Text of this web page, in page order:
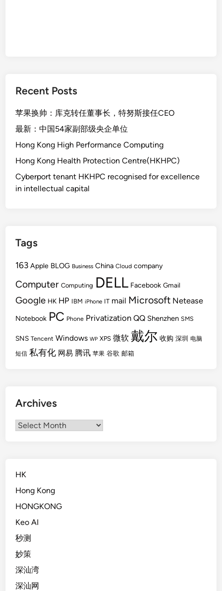
Recent Posts
苹果换帅：库克转任董事长，特努斯接任CEO
最新：中国54家副部级央企单位
Hong Kong High Performance Computing
Hong Kong Health Protection Centre(HKHPC)
Cyberport tenant HKHPC recognised for excellence
in intellectual capital
Tags
163 Apple BLOG Business China Cloud company
Computer Computing DELL Facebook Gmail
Google HK HP IBM iPhone IT mail Microsoft Netease
Notebook PC Phone Privatization QQ Shenzhen SMS
SNS Tencent Windows WP XPS 微软 戴尔 收购 深圳 电脑
短信 私有化 网易 腾讯 苹果 谷歌 邮箱
Archives
Archives
HK
Hong Kong
HONGKONG
Keo AI
秒测
妙策
深汕湾
深汕网